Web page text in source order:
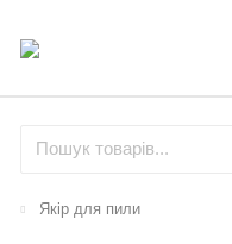
Якір для пили